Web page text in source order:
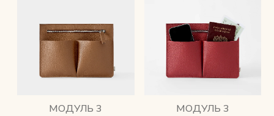
МОДУЛЬ 3 МОДУЛЬ 3